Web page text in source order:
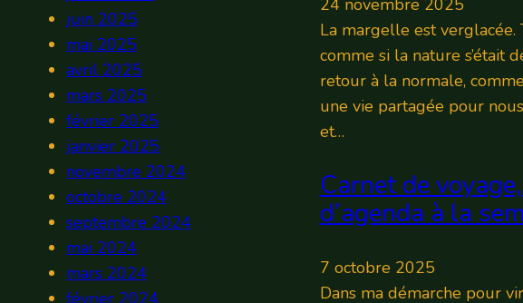
juin 2025
mai 2025
avril 2025
mars 2025
février 2025
janvier 2025
novembre 2024
octobre 2024
septembre 2024
mai 2024
mars 2024
février 2024
24 novembre 2025
La margelle est verglacée.
comme si la nature s’était
retour à la normale,
une vie partagée pour
et…
Carnet de
d’agenda à la
7 octobre 2025
Dans ma démarche pour